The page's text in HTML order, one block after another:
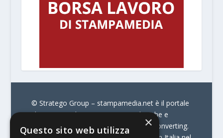
© Stratego Group – stampamedia.net è il portale
che racconta le innovazioni tecnologiche e
l’attualità delle aziende di stampa e di converting.
×
Questo sito web utilizza